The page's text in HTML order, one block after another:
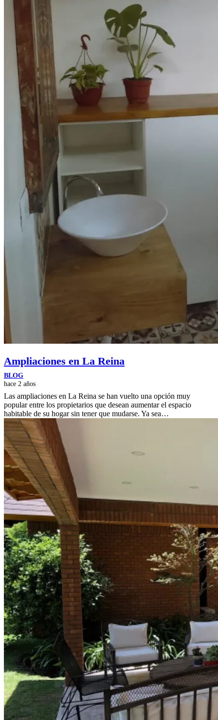
Ampliaciones en La Reina
BLOG
hace 2 años
Las ampliaciones en La Reina se han vuelto una opción muy
popular entre los propietarios que desean aumentar el espacio
habitable de su hogar sin tener que mudarse. Ya sea…